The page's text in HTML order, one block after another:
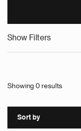
Show Filters
Showing 0 results
Sort by